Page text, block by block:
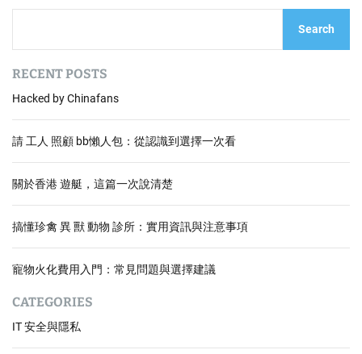
Search
RECENT POSTS
Hacked by Chinafans
請 工人 照顧 bb懶人包：從認識到選擇一次看
關於香港 遊艇，這篇一次說清楚
搞懂珍禽 異 獸 動物 診所：實用資訊與注意事項
寵物火化費用入門：常見問題與選擇建議
CATEGORIES
IT 安全與隱私